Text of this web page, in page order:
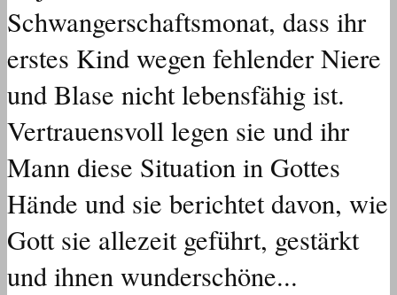
Schwangerschaftsmonat, dass ihr
erstes Kind wegen fehlender Niere
und Blase nicht lebensfähig ist.
Vertrauensvoll legen sie und ihr
Mann diese Situation in Gottes
Hände und sie berichtet davon, wie
Gott sie allezeit geführt, gestärkt
und ihnen wunderschöne...